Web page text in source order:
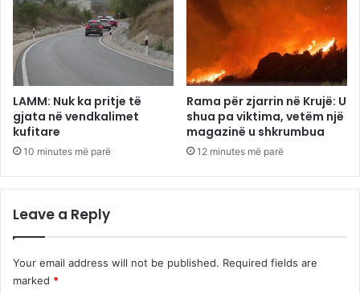
LAMM: Nuk ka pritje të
gjata në vendkalimet
kufitare
10 minutes më parë
Rama për zjarrin në Krujë: U
shua pa viktima, vetëm një
magazinë u shkrumbua
12 minutes më parë
Leave a Reply
Your email address will not be published. Required fields are
marked *